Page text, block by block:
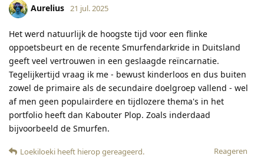
Aurelius 21 jul. 2025
Het werd natuurlijk de hoogste tijd voor een flinke
oppoetsbeurt en de recente Smurfendarkride in Duitsland
geeft veel vertrouwen in een geslaagde reïncarnatie.
Tegelijkertijd vraag ik me - bewust kinderloos en dus buiten
zowel de primaire als de secundaire doelgroep vallend - wel
af men geen populairdere en tijdlozere thema's in het
portfolio heeft dan Kabouter Plop. Zoals inderdaad
bijvoorbeeld de Smurfen.
Reageren
Loekiloeki heeft hierop gereageerd.